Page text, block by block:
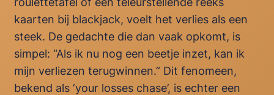
kaarten bij blackjack, voelt het verlies als een
steek. De gedachte die dan vaak opkomt, is
simpel: “Als ik nu nog een beetje inzet, kan ik
mijn verliezen terugwinnen.” Dit fenomeen,
bekend als ‘your losses chase’, is echter een